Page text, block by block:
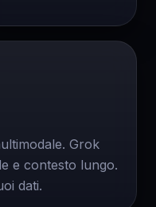
Grok
e contesto lungo.
dati.